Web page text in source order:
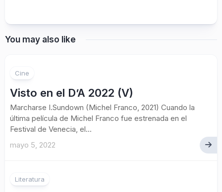
You may also like
Cine
Visto en el D’A 2022 (V)
Marcharse I.Sundown (Michel Franco, 2021) Cuando la
última película de Michel Franco fue estrenada en el
Festival de Venecia, el...
mayo 5, 2022
Literatura